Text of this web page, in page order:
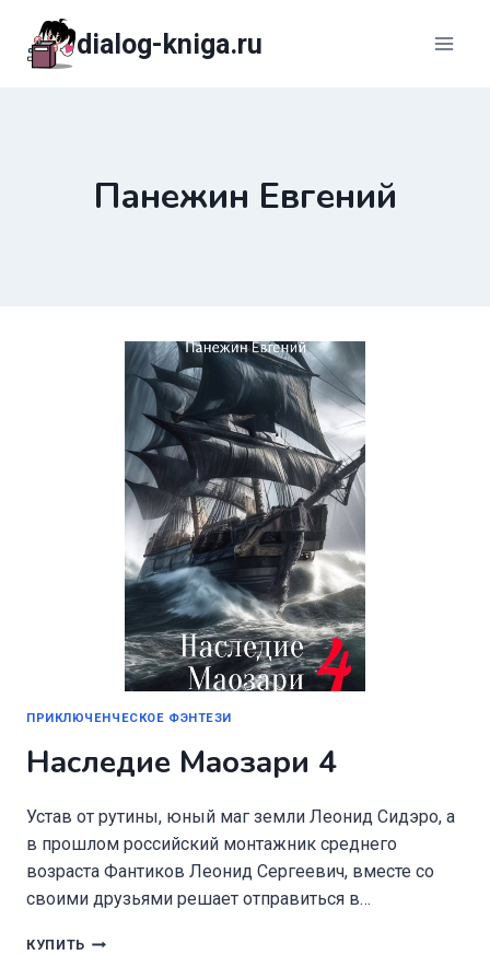
содержимому
dialog-kniga.ru
Панежин Евгений
ПРИКЛЮЧЕНЧЕСКОЕ ФЭНТЕЗИ
Наследие Маозари 4
Устав от рутины, юный маг земли Леонид Сидэро, а
в прошлом российский монтажник среднего
возраста Фантиков Леонид Сергеевич, вместе со
своими друзьями решает отправиться в…
КУПИТЬ НАСЛЕДИЕ